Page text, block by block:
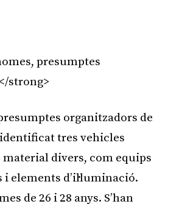
presumptes
strong>
organitzadors de
identificat tres vehicles
material divers, com equips
i elements d’il·luminació.
de 26 i 28 anys. S’han